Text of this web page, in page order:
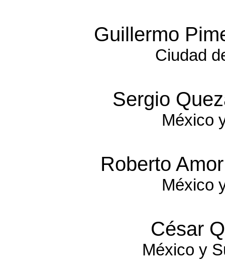
Guillermo
Ciudad
Sergio
México
Roberto
México
César
México y